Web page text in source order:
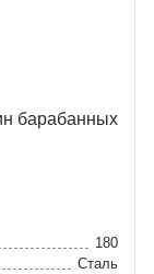
барабанных
180
Сталь